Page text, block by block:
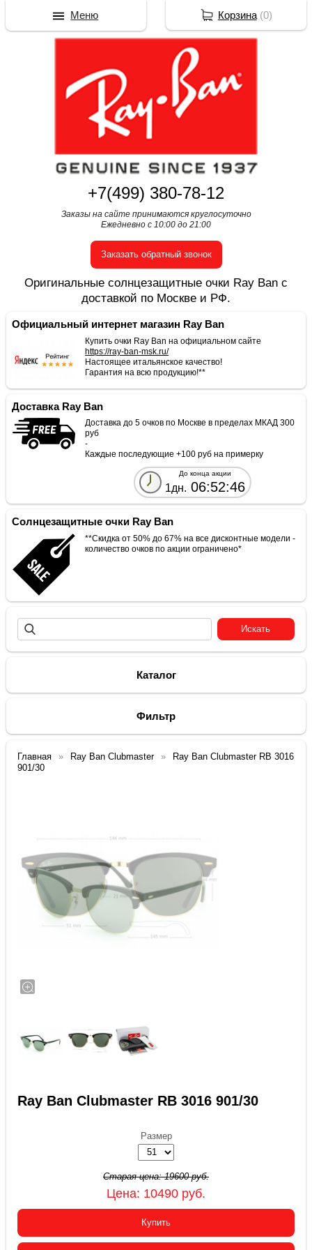
+7(499) 380-78-12
Заказы на сайте принимаются круглосуточно
Ежедневно с 10:00 до 21:00
Заказать обратный звонок
Оригинальные солнцезащитные очки Ray Ban с
доставкой по Москве и РФ.
Официальный интернет магазин Ray Ban
Купить очки Ray Ban на официальном сайте
https://ray-ban-msk.ru/
Настоящее итальянское качество!
Гарантия на всю продукцию!**
Доставка Ray Ban
Доставка до 5 очков по Москве в пределах МКАД 300
руб
-
Каждые последующие +100 руб на примерку
До конца акции
1дн. 06:52:46
Солнцезащитные очки Ray Ban
**Скидка от 50% до 67% на все дисконтные модели -
количество очков по акции ограничено*
Каталог
Фильтр
Главная Ray Ban Clubmaster
Ray Ban Clubmaster RB 3016
901/30
Ray Ban Clubmaster RB 3016 901/30
Размер
Старая цена:19600руб.
Цена: 10490 руб.
Купить
Корзина(0)
Меню